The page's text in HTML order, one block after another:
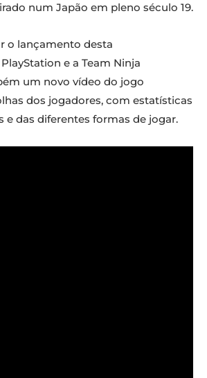
num Japão em pleno século 19.
o lançamento desta
e a Team Ninja
um novo vídeo do jogo
dos jogadores, com estatísticas
e das diferentes formas de jogar.